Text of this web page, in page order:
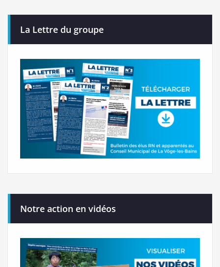
La Lettre du groupe
Notre action en vidéos